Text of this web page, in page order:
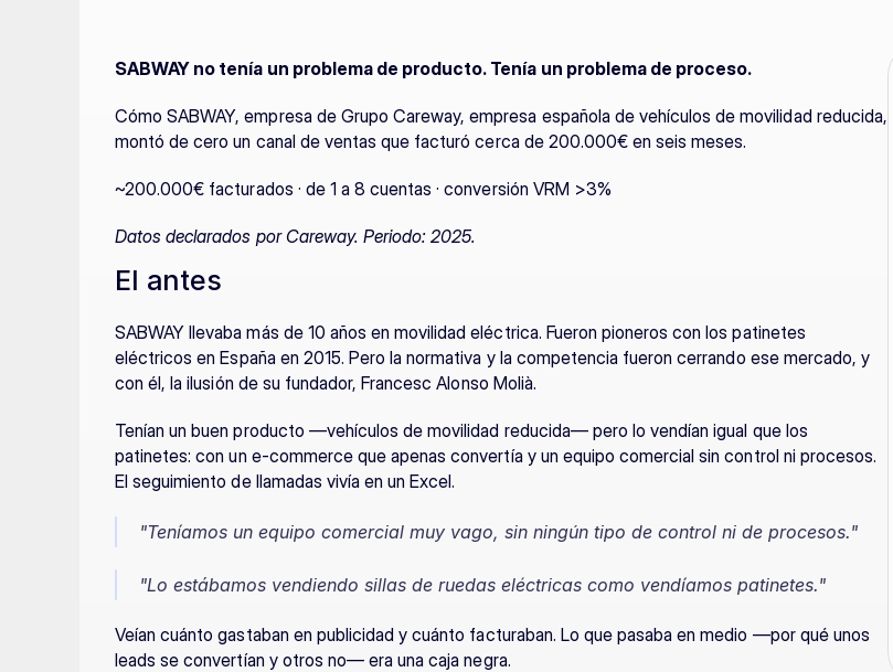
SABWAY no tenía un problema de producto. Tenía un problema de proceso.
Cómo SABWAY, empresa de Grupo Careway, empresa española de vehículos de movilidad reducida,
montó de cero un canal de ventas que facturó cerca de 200.000€ en seis meses.
~200.000€ facturados · de 1 a 8 cuentas · conversión VRM >3%
Datos declarados por Careway. Periodo: 2025.
El antes
SABWAY llevaba más de 10 años en movilidad eléctrica. Fueron pioneros con los patinetes
eléctricos en España en 2015. Pero la normativa y la competencia fueron cerrando ese mercado, y
con él, la ilusión de su fundador, Francesc Alonso Molià.
Tenían un buen producto —vehículos de movilidad reducida— pero lo vendían igual que los
patinetes: con un e-commerce que apenas convertía y un equipo comercial sin control ni procesos.
El seguimiento de llamadas vivía en un Excel.
"Teníamos un equipo comercial muy vago, sin ningún tipo de control ni de procesos."
"Lo estábamos vendiendo sillas de ruedas eléctricas como vendíamos patinetes."
Veían cuánto gastaban en publicidad y cuánto facturaban. Lo que pasaba en medio —por qué unos
leads se convertían y otros no— era una caja negra.